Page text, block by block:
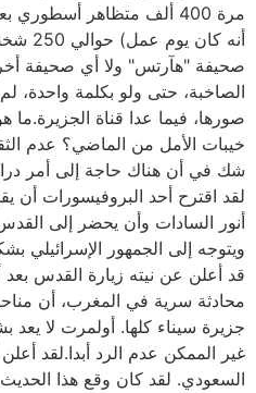
مرة 400 ألف متظاهر
أنه
صحيفة "هآرتس" ولا أي صحيفة
الصاخبة، حتى ولو بكلمة واحدة،
صورها، فيما عدا قناة الجزيرة.ما
خيبات الأمل من الماضي؟ عدم
شك في أن هناك حاجة إلى أمر
لقد اقترح أحد البروفيسورات أن
أنور السادات وأن يحضر إلى
ويتوجه إلى الجمهور الإسرائيلي
قد أعلن عن نيته زيارة القدس
محادثة سرية في المغرب، أن
جزيرة سيناء كلها. أولمرت لا
غير الممكن عدم الرد أبدا.لقد
السعودي. لقد كان وقع هذا